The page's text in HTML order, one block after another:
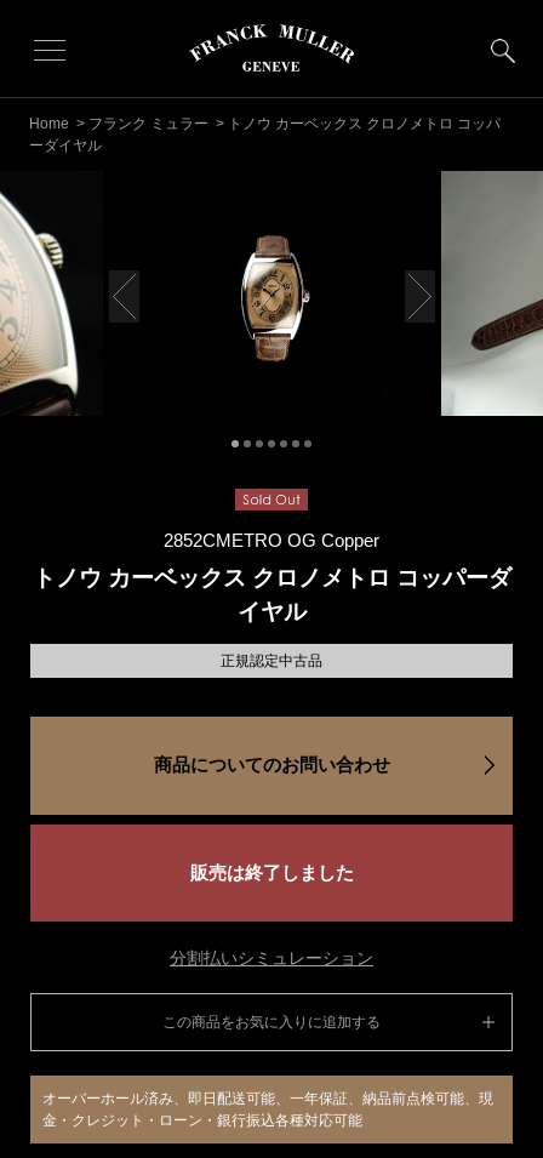
Home > フランク ミュラー > トノウ カーベックス クロノメトロ コッパ
ーダイヤル
2852CMETRO OG Copper
トノウ カーベックス クロノメトロ コッパーダ
イヤル
正規認定中古品
商品についてのお問い合わせ
販売は終了しました
分割払いシミュレーション
この商品をお気に入りに追加する
オーバーホール済み、即日配送可能、一年保証、納品前点検可能、現
金・クレジット・ローン・銀行振込各種対応可能